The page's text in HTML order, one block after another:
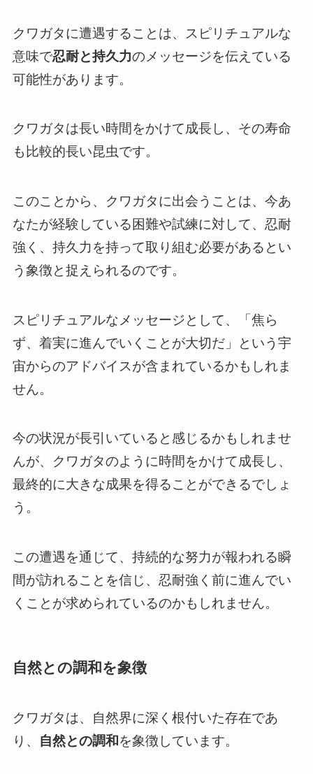
クワガタに遭遇することは、スピリチュアルな
意味で忍耐と持久力のメッセージを伝えている
可能性があります。
クワガタは長い時間をかけて成長し、その寿命
も比較的長い昆虫です。
このことから、クワガタに出会うことは、今あ
なたが経験している困難や試練に対して、忍耐
強く、持久力を持って取り組む必要があるとい
う象徴と捉えられるのです。
スピリチュアルなメッセージとして、「焦ら
ず、着実に進んでいくことが大切だ」という宇
宙からのアドバイスが含まれているかもしれま
せん。
今の状況が長引いていると感じるかもしれませ
んが、クワガタのように時間をかけて成長し、
最終的に大きな成果を得ることができるでしょ
う。
この遭遇を通じて、持続的な努力が報われる瞬
間が訪れることを信じ、忍耐強く前に進んでい
くことが求められているのかもしれません。
自然との調和を象徴
クワガタは、自然界に深く根付いた存在であ
り、 自然との調和 を象徴しています。